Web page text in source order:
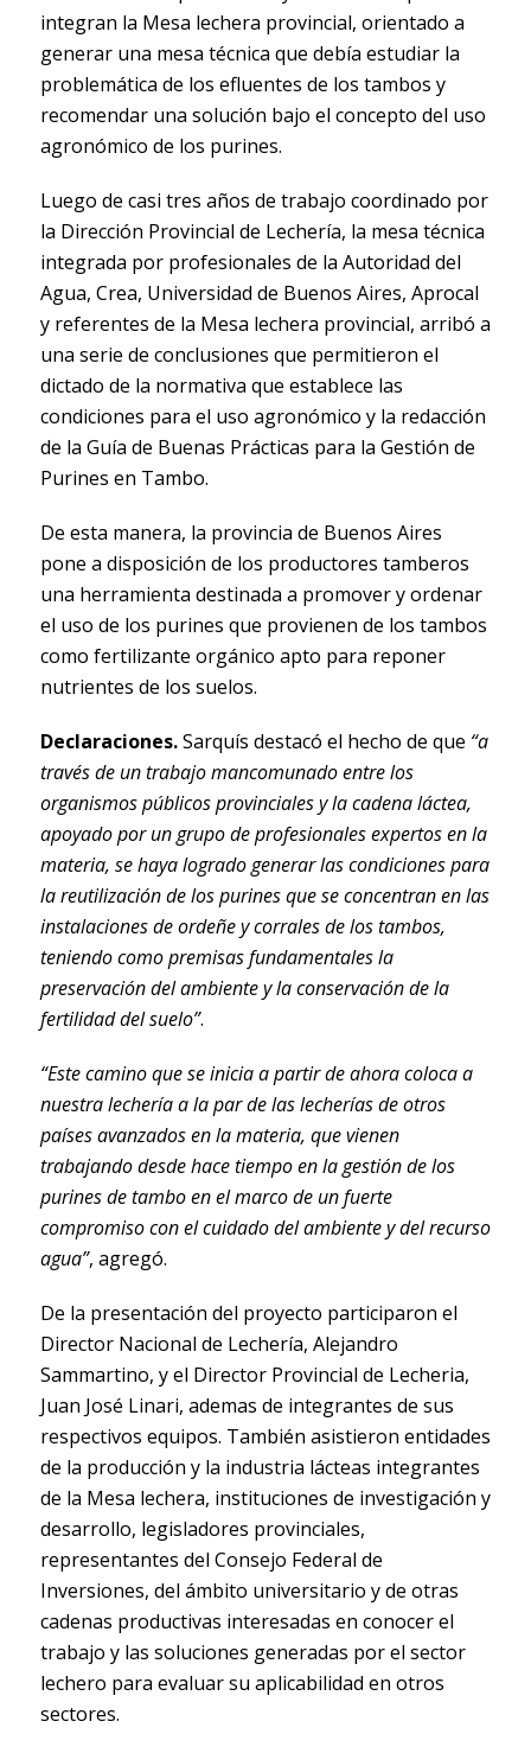
integran la Mesa lechera provincial, orientado a
generar una mesa técnica que debía estudiar la
problemática de los efluentes de los tambos y
recomendar una solución bajo el concepto del uso
agronómico de los purines.
Luego de casi tres años de trabajo coordinado por
la Dirección Provincial de Lechería, la mesa técnica
integrada por profesionales de la Autoridad del
Agua, Crea, Universidad de Buenos Aires, Aprocal
y referentes de la Mesa lechera provincial, arribó a
una serie de conclusiones que permitieron el
dictado de la normativa que establece las
condiciones para el uso agronómico y la redacción
de la Guía de Buenas Prácticas para la Gestión de
Purines en Tambo.
De esta manera, la provincia de Buenos Aires
pone a disposición de los productores tamberos
una herramienta destinada a promover y ordenar
el uso de los purines que provienen de los tambos
como fertilizante orgánico apto para reponer
nutrientes de los suelos.
Declaraciones.Sarquís destacó el hecho de que “a
través de un trabajo mancomunado entre los
organismos públicos provinciales y la cadena láctea,
apoyado por un grupo de profesionales expertos en la
materia, se haya logrado generar las condiciones para
la reutilización de los purines que se concentran en las
instalaciones de ordeñe y corrales de los tambos,
teniendo como premisas fundamentales la
preservación del ambiente y la conservación de la
fertilidad del suelo”.
“Este camino que se inicia a partir de ahora coloca a
nuestra lechería a la par de las lecherías de otros
países avanzados en la materia, que vienen
trabajando desde hace tiempo en la gestión de los
purines de tambo en el marco de un fuerte
compromiso con el cuidado del ambiente y del recurso
agua”, agregó.
De la presentación del proyecto participaron el
Director Nacional de Lechería, Alejandro
Sammartino, y el Director Provincial de Lecheria,
Juan José Linari, ademas de integrantes de sus
respectivos equipos. También asistieron entidades
de la producción y la industria lácteas integrantes
de la Mesa lechera, instituciones de investigación y
desarrollo, legisladores provinciales,
representantes del Consejo Federal de
Inversiones, del ámbito universitario y de otras
cadenas productivas interesadas en conocer el
trabajo y las soluciones generadas por el sector
lechero para evaluar su aplicabilidad en otros
sectores.